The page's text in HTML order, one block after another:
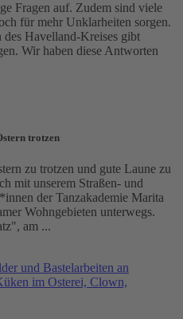
Fragen auf. Zudem sind viele
für mehr Unklarheiten sorgen.
Havelland-Kreises gibt
Wir haben diese Antworten
trotzen
zu trotzen und gute Laune zu
mit unserem Straßen- und
der Tanzakademie Marita
Wohngebieten unterwegs.
am ...